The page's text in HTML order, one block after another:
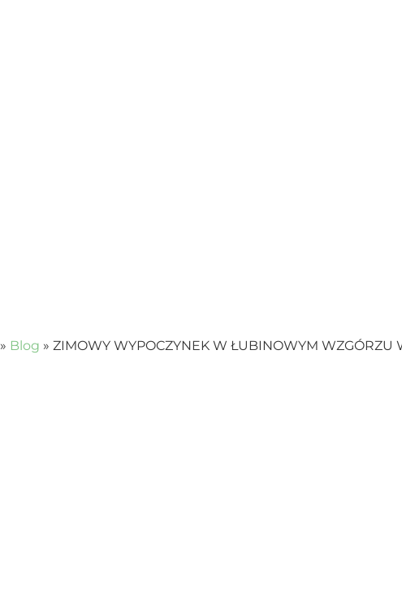
» Blog » ZIMOWY WYPOCZYNEK W ŁUBINOWYM WZGÓRZU